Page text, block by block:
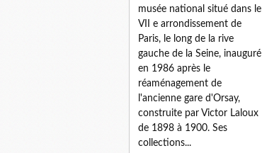
musée national situé dans le
VII e arrondissement de
Paris, le long de la rive
gauche de la Seine, inauguré
en 1986 après le
réaménagement de
l'ancienne gare d'Orsay,
construite par Victor Laloux
de 1898 à 1900. Ses
collections...